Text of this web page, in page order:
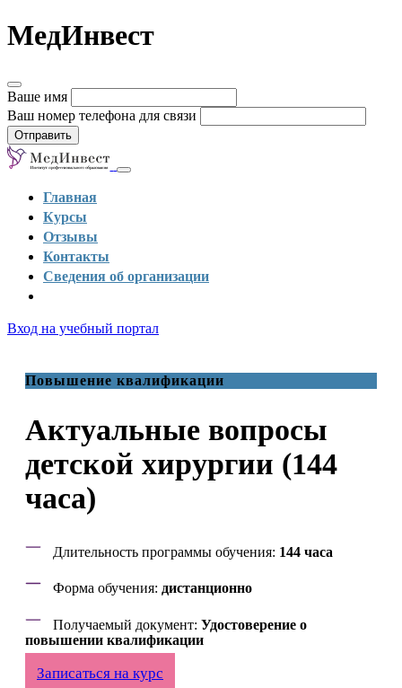
МедИнвест
Ваше имя
Ваш номер телефона для связи
Отправить
Главная
Курсы
Отзывы
Контакты
Сведения об организации
Вход на учебный портал
Повышение квалификации
Актуальные вопросы
детской хирургии (144
часа)
Длительность программы обучения: 144 часа
Форма обучения: дистанционно
Получаемый документ: Удостоверение о
повышении квалификации
Записаться на курс